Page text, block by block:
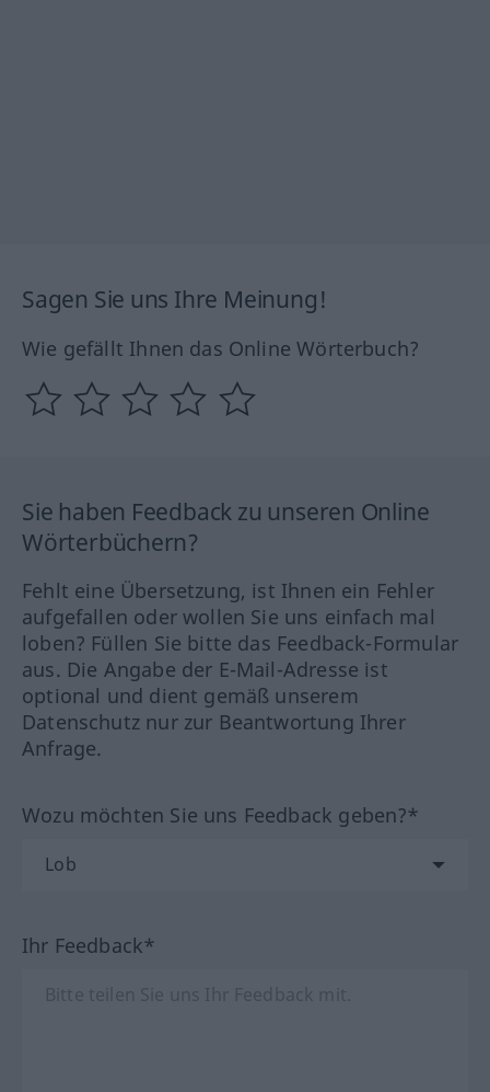
Sagen Sie uns Ihre Meinung!
Wie gefällt Ihnen das Online Wörterbuch?
Sie haben Feedback zu unseren Online
Wörterbüchern?
Fehlt eine Übersetzung, ist Ihnen ein Fehler
aufgefallen oder wollen Sie uns einfach mal
loben? Füllen Sie bitte das Feedback-Formular
aus. Die Angabe der E-Mail-Adresse ist
optional und dient gemäß unserem
Datenschutz nur zur Beantwortung Ihrer
Anfrage.
Wozu möchten Sie uns Feedback geben?*
Ihr Feedback*